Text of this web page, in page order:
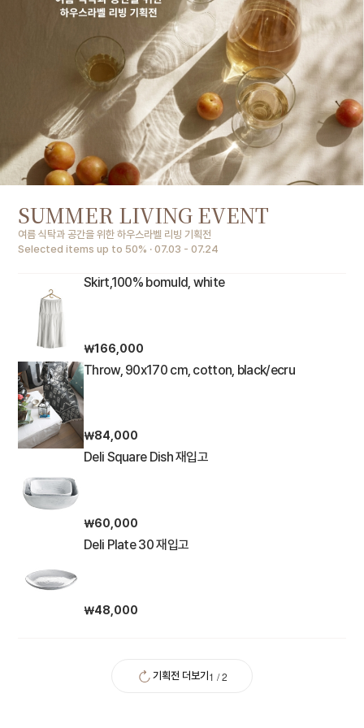
SUMMER LIVING EVENT
여름 식탁과 공간을 위한 하우스라벨 리빙 기획전
Selected items up to 50% · 07.03 - 07.24
Skirt,100% bomuld, white
￦166,000
Throw, 90x170 cm, cotton, black/ecru
￦84,000
Deli Square Dish 재입고
￦60,000
Deli Plate 30 재입고
￦48,000
기획전 더보기 1 /2